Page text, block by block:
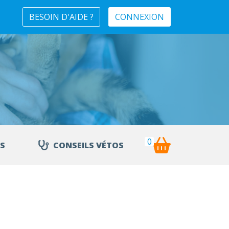
BESOIN D'AIDE ? CONNEXION
CONSEILS VÉTOS 0